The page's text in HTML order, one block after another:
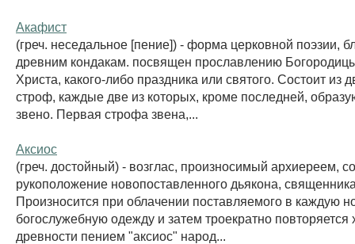
Акафист
(греч. неседальное [пение]) - форма церковной поэзии,
древним кондакам. посвящен прославлению
Христа, какого-либо праздника или святого. Состоит из
строф, каждые две из которых, кроме последней,
звено. Первая строфа звена,...
Аксиос
(греч. достойный) - возглас, произносимый архиереем,
рукоположение новопоставленного дьякона,
Произносится при облачении поставляемого в каждую
богослужебную одежду и затем троекратно повторяется
древности пением "аксиос" народ...